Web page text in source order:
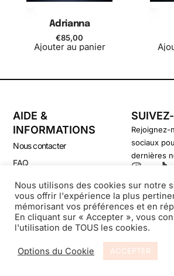
Adrianna
€85,00
Ajouter au panier
AIDE &
INFORMATIONS
Nous contacter
FAQ
CGV
Politique de confidentialité
Rejoignez-
sociaux
dernières
Nous utilisons des cookies sur notre
vous offrir l'expérience la plus
mémorisant vos préférences et en
En cliquant sur « Accepter », vous
l'utilisation de TOUS les cookies.
Options du Cookie ACCEPTER